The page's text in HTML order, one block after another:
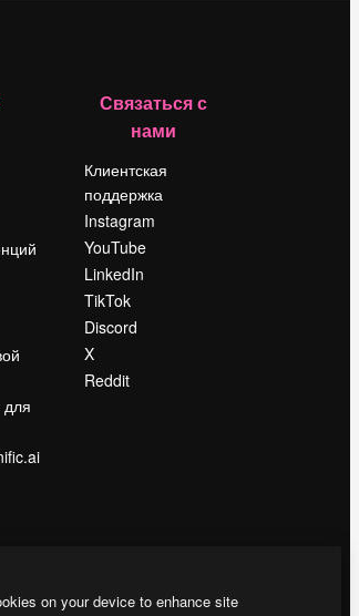
Связаться с
нами
Клиентская
поддержка
Instagram
YouTube
LinkedIn
TikTok
Discord
X
Reddit
on your device to enhance site